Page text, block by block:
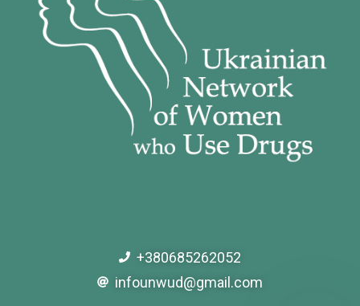
+380685262052
infounwud@gmail.com